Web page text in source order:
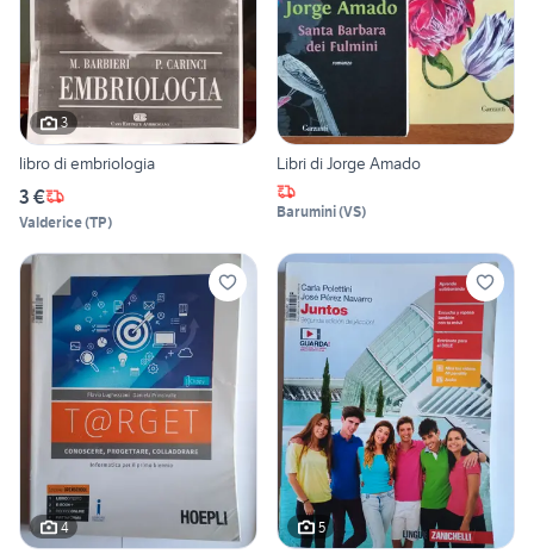
3
libro di embriologia
3 €
Valderice(TP)
Libri di Jorge Amado
Barumini(VS)
4 5